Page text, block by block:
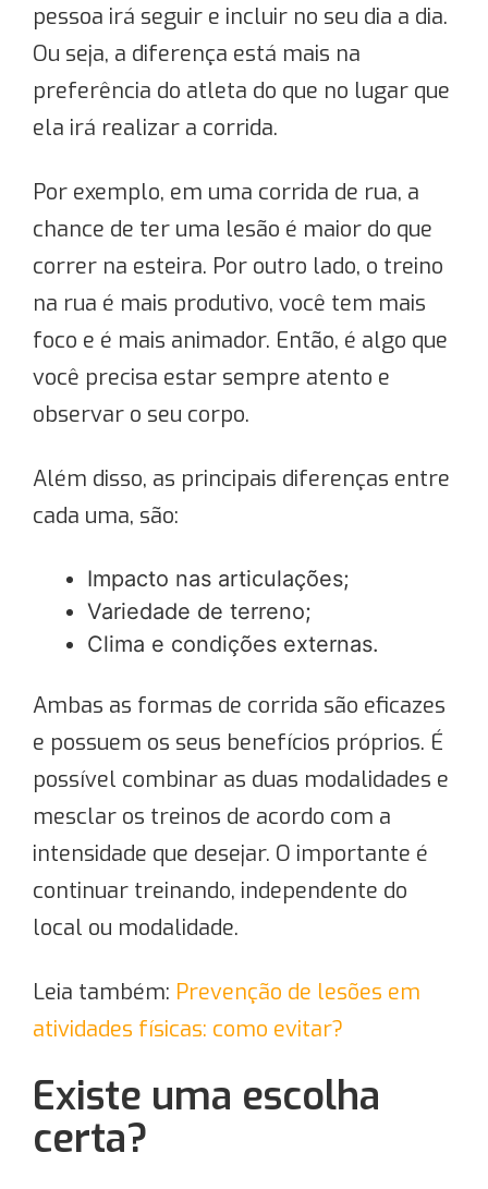
pessoa irá seguir e incluir no seu dia a dia.
Ou seja, a diferença está mais na
preferência do atleta do que no lugar que
ela irá realizar a corrida.
Por exemplo, em uma corrida de rua, a
chance de ter uma lesão é maior do que
correr na esteira. Por outro lado, o treino
na rua é mais produtivo, você tem mais
foco e é mais animador. Então, é algo que
você precisa estar sempre atento e
observar o seu corpo.
Além disso, as principais diferenças entre
cada uma, são:
Impacto nas articulações;
Variedade de terreno;
Clima e condições externas.
Ambas as formas de corrida são eficazes
e possuem os seus benefícios próprios. É
possível combinar as duas modalidades e
mesclar os treinos de acordo com a
intensidade que desejar. O importante é
continuar treinando, independente do
local ou modalidade.
Leia também: Prevenção de lesões em
atividades físicas: como evitar?
Existe uma escolha
certa?